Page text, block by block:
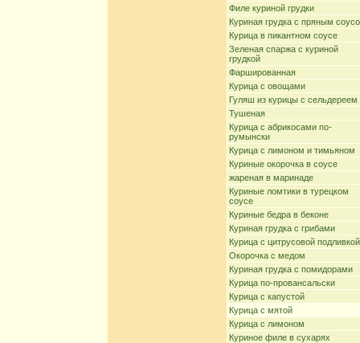
Филе куриной грудки
Куриная грудка с пряным
Курица в пикантном соусе
Зеленая спаржа с куриной
грудкой
Фаршированная
Курица с овощами
Гуляш из курицы с сельдереем
Тушеная
Курица с абрикосами по-
румынски
Курица с лимоном и тимьяном
Куриные окорочка в соусе
жареная в маринаде
Куриные ломтики в турецком
соусе
Куриные бедра в беконе
Куриная грудка с грибами
Курица с цитрусовой подливкой
Окорочка с медом
Куриная грудка с помидорами
Курица по-провансальски
Курица с капустой
Курица с мятой
Курица с лимоном
Куриное филе в сухарях